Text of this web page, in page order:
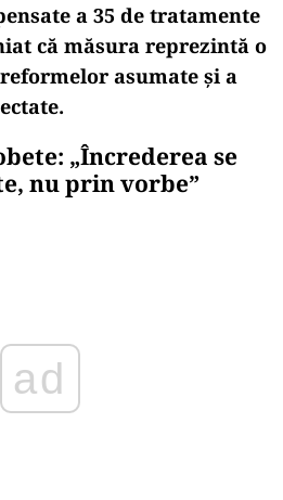
a 35 de tratamente
că măsura reprezintă o
asumate și a
„Încrederea se
nu prin vorbe”